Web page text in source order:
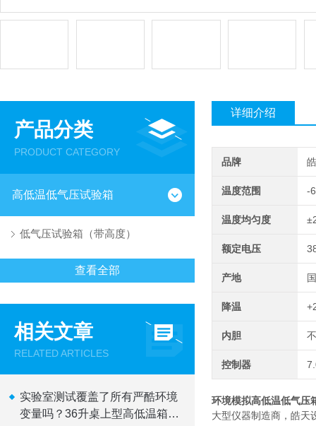
产品分类
PRODUCT CATEGORY
高低温低气压试验箱
低气压试验箱（带高度）
查看全部
相关文章
RELATED ARTICLES
实验室测试覆盖了所有严酷环境
变量吗？36升桌上型高低温箱拆
详细介绍
品牌
温度范围 -
温度均匀度
额定电压
产地
降温
内胆
控制器
环境模拟高低温低气压
大型仪器制造商，皓天